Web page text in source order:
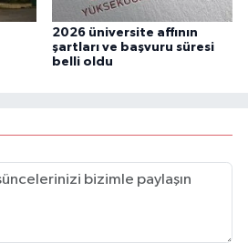
2026 üniversite affının
şartları ve başvuru süresi
belli oldu